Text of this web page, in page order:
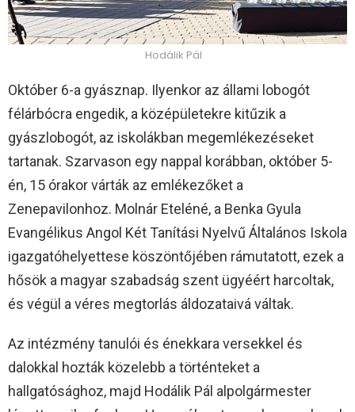
Hodálik Pál
Október 6-a gyásznap. Ilyenkor az állami lobogót
félárbócra engedik, a középületekre kitűzik a
gyászlobogót, az iskolákban megemlékezéseket
tartanak. Szarvason egy nappal korábban, október 5-
én, 15 órakor várták az emlékezőket a
Zenepavilonhoz. Molnár Eteléné, a Benka Gyula
Evangélikus Angol Két Tanítási Nyelvű Általános Iskola
igazgatóhelyettese köszöntőjében rámutatott, ezek a
hősök a magyar szabadság szent ügyéért harcoltak,
és végül a véres megtorlás áldozataivá váltak.
Az intézmény tanulói és énekkara versekkel és
dalokkal hozták közelebb a történteket a
hallgatósághoz, majd Hodálik Pál alpolgármester